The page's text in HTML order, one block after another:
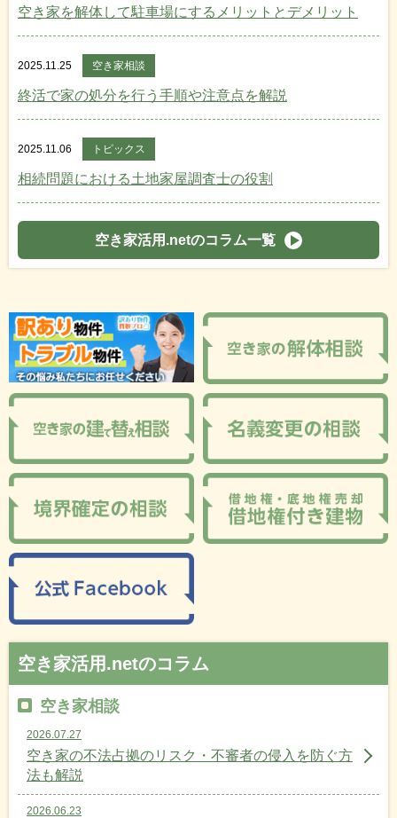
空き家を解体して駐車場にするメリットとデメリット
2025.11.25 空き家相談
終活で家の処分を行う手順や注意点を解説
2025.11.06 トピックス
相続問題における土地家屋調査士の役割
空き家活用.netのコラム一覧
空き家活用.netのコラム
空き家相談
2026.07.27
空き家の不法占拠のリスク・不審者の侵入を防ぐ方
法も解説
2026.06.23